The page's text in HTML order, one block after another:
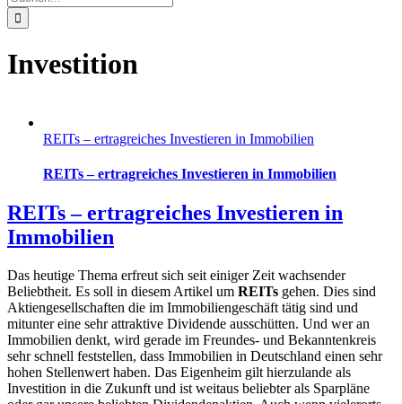
nach:
Investition
REITs – ertragreiches Investieren in Immobilien
REITs – ertragreiches Investieren in Immobilien
REITs – ertragreiches Investieren in
Immobilien
Das heutige Thema erfreut sich seit einiger Zeit wachsender
Beliebtheit. Es soll in diesem Artikel um REITs gehen. Dies sind
Aktiengesellschaften die im Immobiliengeschäft tätig sind und
mitunter eine sehr attraktive Dividende ausschütten. Und wer an
Immobilien denkt, wird gerade im Freundes- und Bekanntenkreis
sehr schnell feststellen, dass Immobilien in Deutschland einen sehr
hohen Stellenwert haben. Das Eigenheim gilt hierzulande als
Investition in die Zukunft und ist weitaus beliebter als Sparpläne